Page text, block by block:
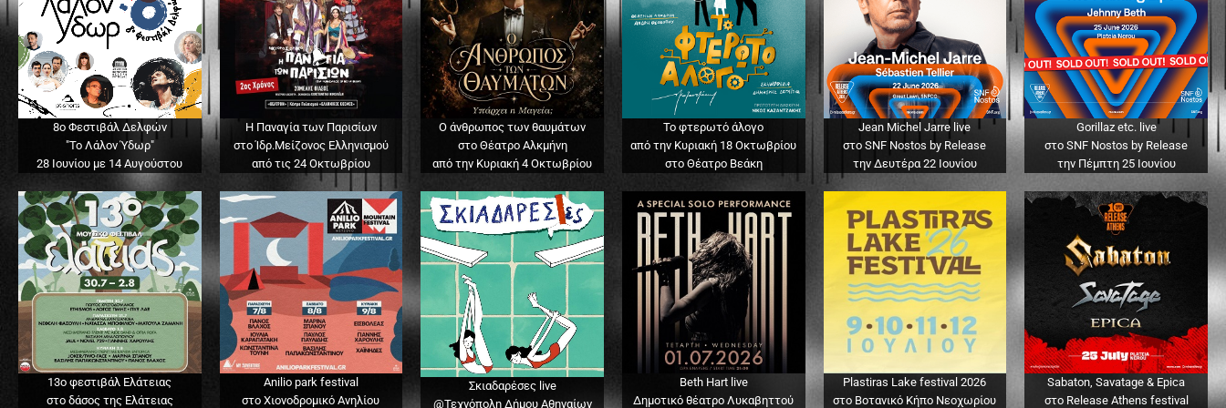
8ο Φεστιβάλ Δελφών
"Το Λάλον Ύδωρ"
28 Ιουνίου με 14 Αυγούστου
Η Παναγία των Παρισίων
στο Ίδρ.Μείζονος Ελληνισμού
από τις 24 Οκτωβρίου
Ο άνθρωπος των θαυμάτων
στο Θέατρο Αλκμήνη
από την Κυριακή 4 Οκτωβρίου
Το φτερωτό άλογο
από την Κυριακή 18 Οκτωβρίου
στο Θέατρο Βεάκη
Jean Michel Jarre live
στο SNF Nostos by Release
την Δευτέρα 22 Ιουνίου
Gorillaz etc. live
στο SNF Nostos by Release
την Πέμπτη 25 Ιουνίου
13o φεστιβάλ Ελάτειας
στο δάσος της Ελάτειας
Anilio park festival
στο Χιονοδρομικό Ανηλίου
Σκιαδαρέσες live
@Τεχνόπολη Δήμου Αθηναίων
Beth Hart live
Δημοτικό θέατρο Λυκαβηττού
Plastiras Lake festival 2026
στο Βοτανικό Κήπο Νεοχωρίου
Sabaton, Savatage & Epica
στο Release Athens festival